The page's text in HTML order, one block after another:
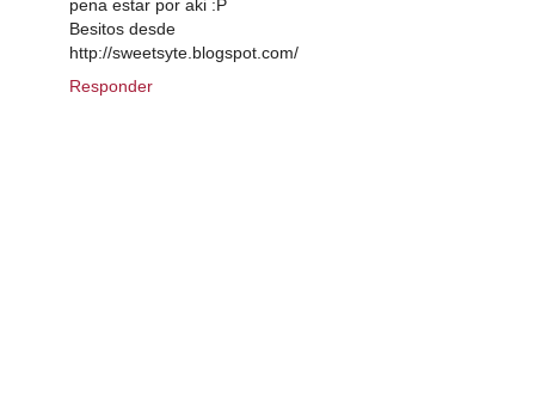
pena estar por aki :P
Besitos desde
http://sweetsyte.blogspot.com/
Responder